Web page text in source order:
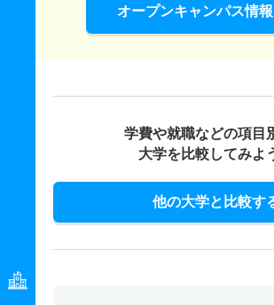
オープンキャンパス情
学費や就職などの項目
大学を比較してみよ
他の大学と比較す